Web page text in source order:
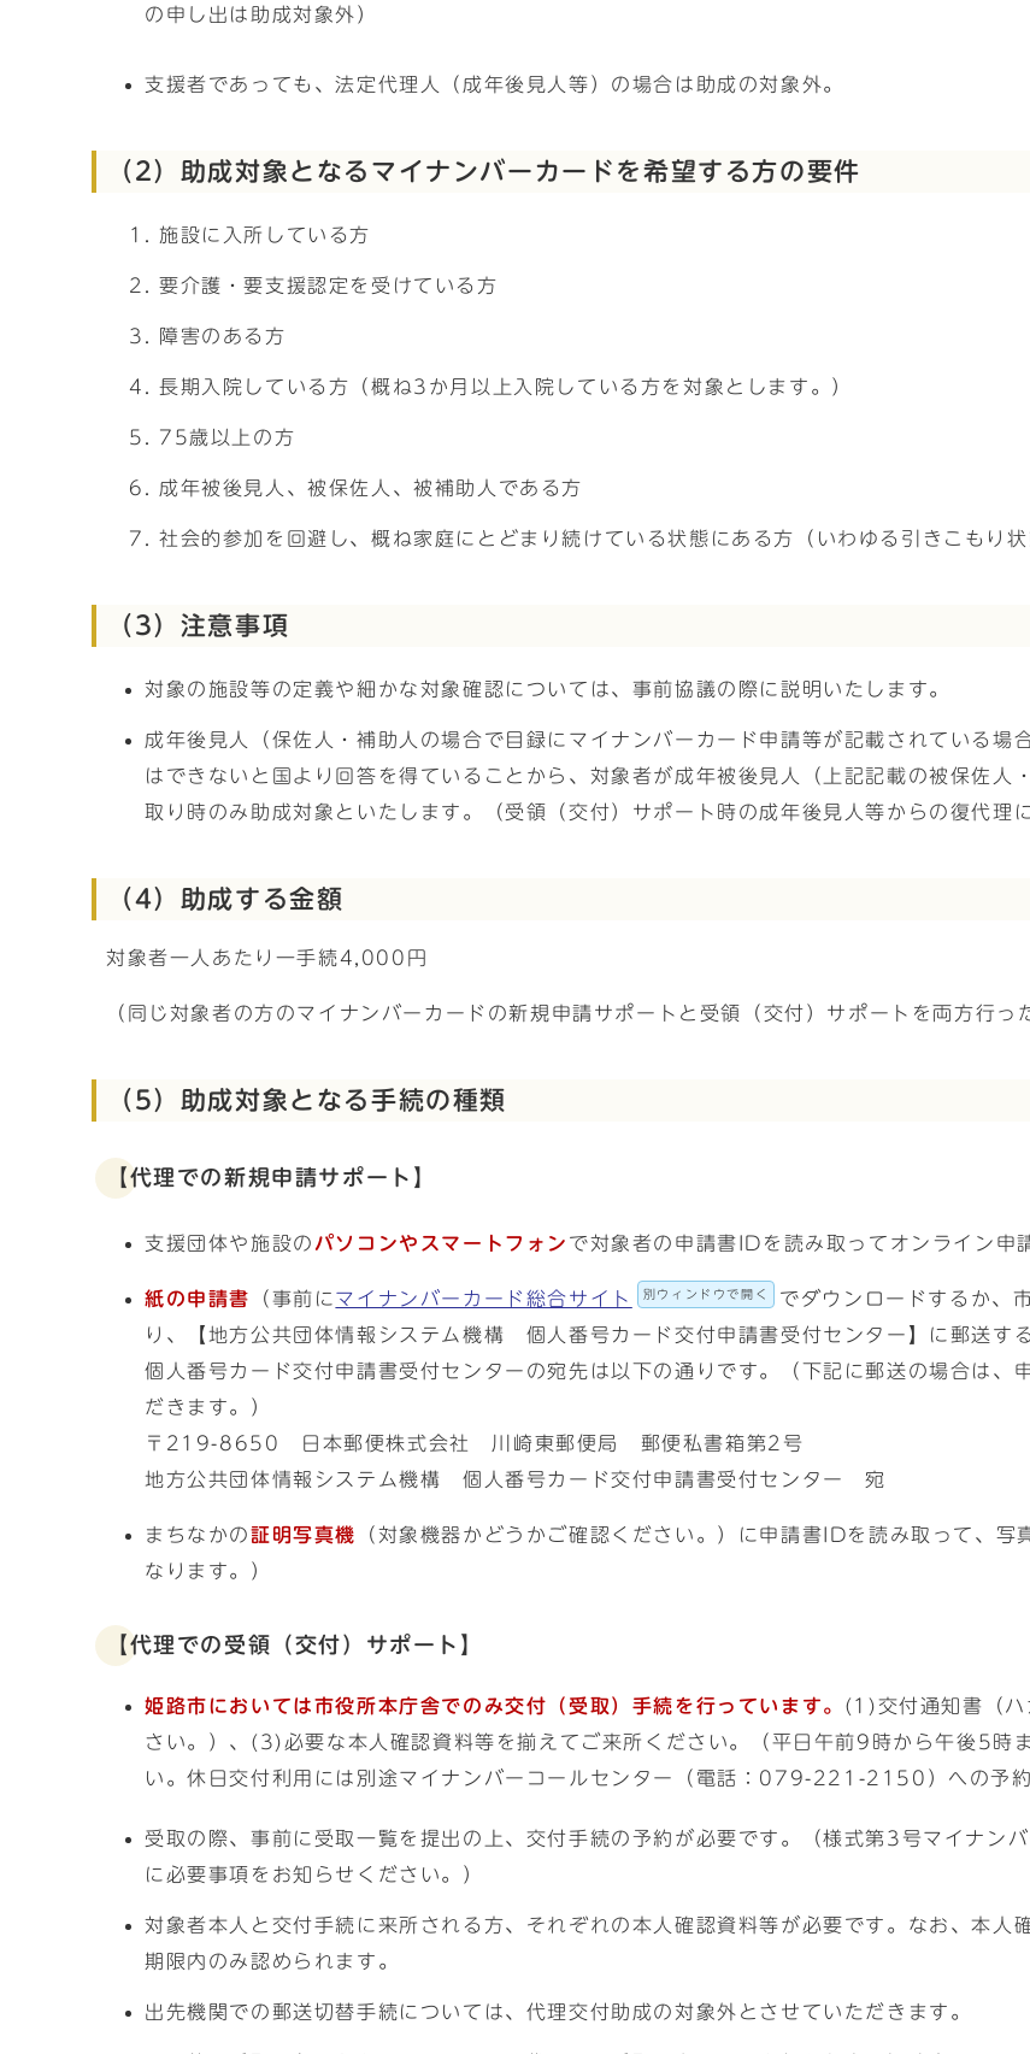
の申し出は助成対象外）
支援者であっても、法定代理人（成年後見人等）の場合は助成の対象外。
（2）助成対象となるマイナンバーカードを希望する方の要件
施設に入所している方
要介護・要支援認定を受けている方
障害のある方
長期入院している方（概ね3か月以上入院している方を対象とします。）
75歳以上の方
成年被後見人、被保佐人、被補助人である方
社会的参加を回避し、概ね家庭にとどまり続けている状態にある方（いわゆる引きこもり状
（3）注意事項
対象の施設等の定義や細かな対象確認については、事前協議の際に説明いたします。
成年後見人（保佐人・補助人の場合で目録にマイナンバーカード申請等が記載されている場
はできないと国より回答を得ていることから、対象者が成年被後見人（上記記載の被保佐人
取り時のみ助成対象といたします。（受領（交付）サポート時の成年後見人等からの復代理
（4）助成する金額
対象者一人あたり一手続4,000円
（同じ対象者の方のマイナンバーカードの新規申請サポートと受領（交付）サポートを両方行
（5）助成対象となる手続の種類
【代理での新規申請サポート】
支援団体や施設の パソコンやスマートフォン で対象者の申請書IDを読み取ってオンライン申
紙の申請書 （事前に マイナンバーカード総合サイト 別ウィンドウで開く
でダウンロードするか、
り、【地方公共団体情報システム機構 個人番号カード交付申請書受付センター】に郵送す
個人番号カード交付申請書受付センターの宛先は以下の通りです。（下記に郵送の場合は、
だきます。）
〒219-8650 日本郵便株式会社 川崎東郵便局 郵便私書箱第2号
地方公共団体情報システム機構 個人番号カード交付申請書受付センター 宛
まちなかの証明写真機
（対象機器かどうかご確認ください。）に申請書IDを読み取って、
なります。）
【代理での受領（交付）サポート】
姫路市においては市役所本庁舎でのみ交付（受取）手続を行っています。 (1)交付通知書（
さい。）、(3)必要な本人確認資料等を揃えてご来所ください。（平日午前9時から午後5時
い。休日交付利用には別途マイナンバーコールセンター（電話：079-221-2150）への予約
受取の際、事前に受取一覧を提出の上、交付手続の予約が必要です。（様式第3号マイナン
に必要事項をお知らせください。）
対象者本人と交付手続に来所される方、それぞれの本人確認資料等が必要です。なお、本人
期限内のみ認められます。
出先機関での郵送切替手続については、代理交付助成の対象外とさせていただきます。